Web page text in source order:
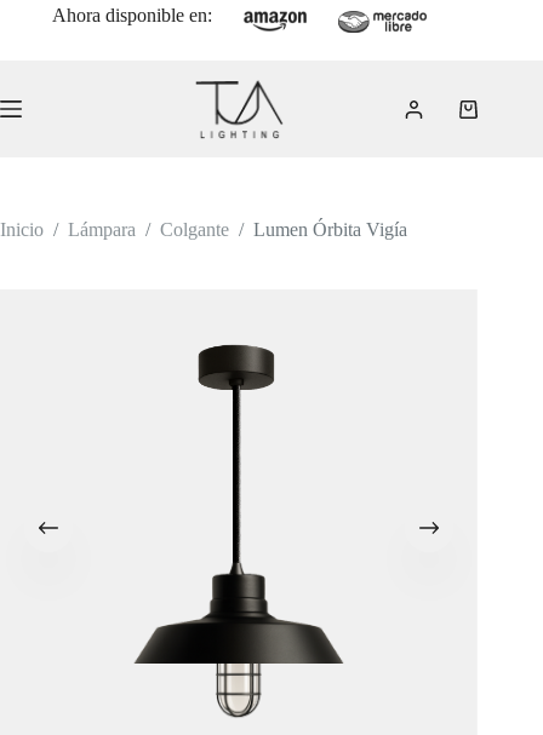
Ahora disponible en:
Carro
Inicio / Lámpara / Colgante / Lumen Órbita Vigía